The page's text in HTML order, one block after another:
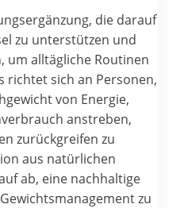
die darauf
zu unterstützen und
um alltägliche Routinen
richtet sich an Personen,
von Energie,
anstreben,
zurückgreifen zu
aus natürlichen
ab, eine nachhaltige
zu